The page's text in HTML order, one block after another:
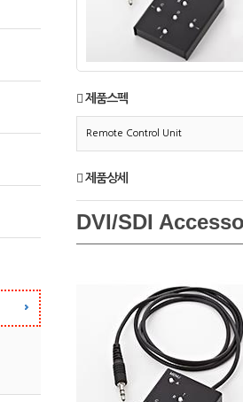
제품스펙
Remote Control Unit
제품상세
DVI/SDI